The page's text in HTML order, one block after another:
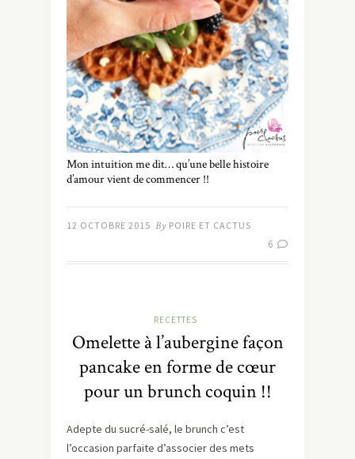
Mon intuition me dit… qu’une belle histoire
d’amour vient de commencer !!
12 OCTOBRE 2015 By POIRE ET CACTUS
6
RECETTES
Omelette à l’aubergine façon
pancake en forme de cœur
pour un brunch coquin !!
Adepte du sucré-salé, le brunch c’est
l’occasion parfaite d’associer des mets